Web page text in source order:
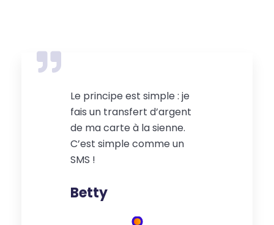
Le principe est simple : je
fais un transfert d’argent
de ma carte à la sienne.
C’est simple comme un
SMS !
Betty